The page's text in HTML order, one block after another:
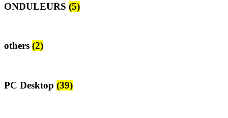
ONDULEURS (5)
others (2)
PC Desktop (39)